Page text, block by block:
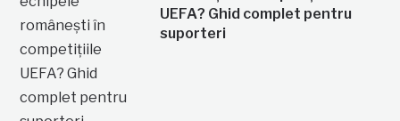
UEFA? Ghid complet pentru
suporteri